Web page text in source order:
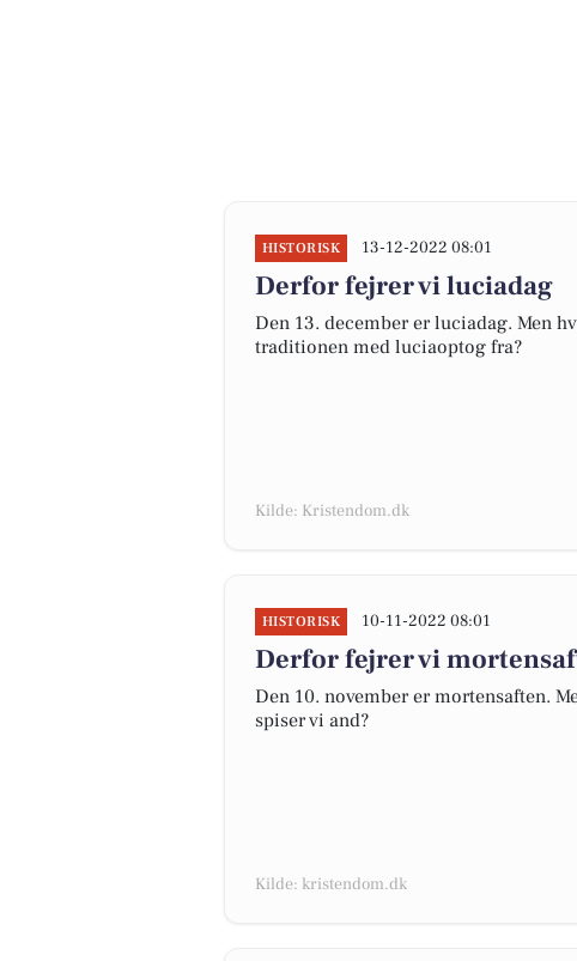
HISTORISK 13-12-2022 08:01
Derfor fejrer vi luciadag
Den 13. december er luciadag. Men
traditionen med luciaoptog fra?
Kilde: Kristendom.dk
HISTORISK 10-11-2022 08:01
Derfor fejrer vi
Den 10. november er mortensaften.
spiser vi and?
Kilde: kristendom.dk